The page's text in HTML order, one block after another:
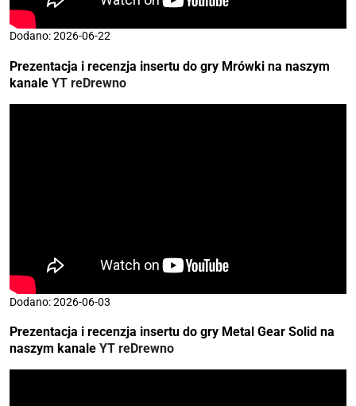
Dodano: 2026-06-22
Prezentacja i recenzja insertu do gry Mrówki na naszym
kanale YT reDrewno
Dodano: 2026-06-03
Prezentacja i recenzja insertu do gry Metal Gear Solid na
naszym kanale YT reDrewno